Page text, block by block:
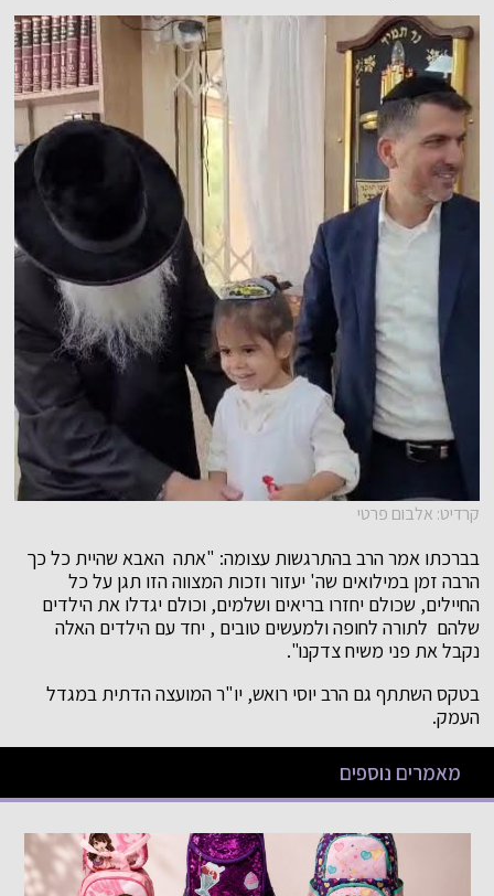
קרדיט: אלבום פרטי
בברכתו אמר הרב בהתרגשות עצומה: "אתה האבא שהיית כל כך
הרבה זמן במילואים שה' יעזור וזכות המצווה הזו תגן על כל
החיילים, שכולם יחזרו בריאים ושלמים, וכולם יגדלו את הילדים
שלהם לתורה לחופה ולמעשים טובים , יחד עם הילדים האלה
נקבל את פני משיח צדקנו".
בטקס השתתף גם הרב יוסי רואש, יו"ר המועצה הדתית במגדל
העמק.
מאמרים נוספים